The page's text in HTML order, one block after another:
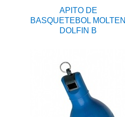
APITO DE
BASQUETEBOL MOLTEN
DOLFIN B